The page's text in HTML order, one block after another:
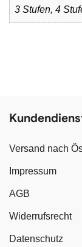
3 Stufen, 4
Versand nach
Impressum
AGB
Widerrufsrecht
Datenschutz